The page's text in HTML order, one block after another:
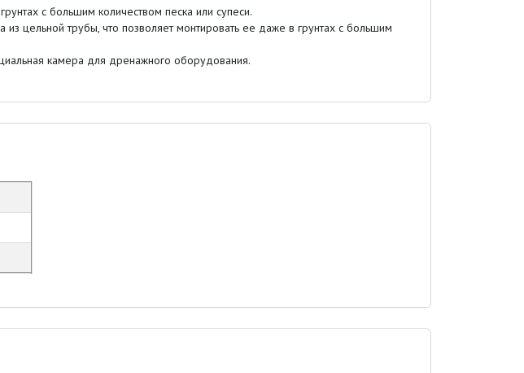
с большим количеством песка или супеси.
цельной трубы, что позволяет монтировать ее даже в грунтах с большим
камера для дренажного оборудования.